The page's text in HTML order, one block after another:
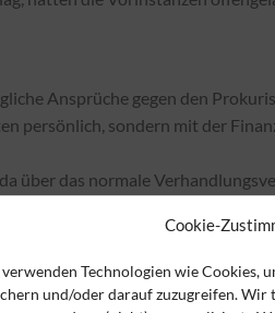
Cookie-
Technologien wie Cookies,
und/oder darauf zuzugreifen. Wir
Ansprüche gegen den
persönlich, sondern mit der
über das normale
bestand.
mangels Darlegung eines
den Rechtsstreit zur
zurückverwiesen.